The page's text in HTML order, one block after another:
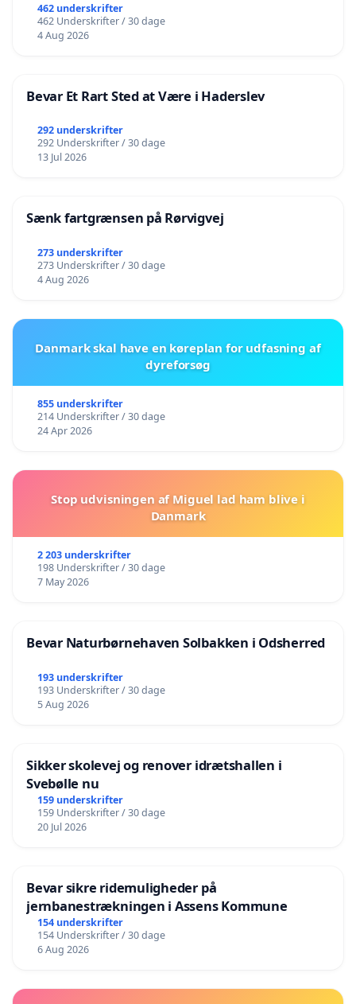
462 underskrifter
462 Underskrifter / 30 dage
4 Aug 2026
Bevar Et Rart Sted at Være i Haderslev
292 underskrifter
292 Underskrifter / 30 dage
13 Jul 2026
Sænk fartgrænsen på Rørvigvej
273 underskrifter
273 Underskrifter / 30 dage
4 Aug 2026
Danmark skal have en køreplan for udfasning af
dyreforsøg
855 underskrifter
214 Underskrifter / 30 dage
24 Apr 2026
Stop udvisningen af Miguel lad ham blive i
Danmark
2 203 underskrifter
198 Underskrifter / 30 dage
7 May 2026
Bevar Naturbørnehaven Solbakken i Odsherred
193 underskrifter
193 Underskrifter / 30 dage
5 Aug 2026
Sikker skolevej og renover idrætshallen i
Svebølle nu
159 underskrifter
159 Underskrifter / 30 dage
20 Jul 2026
Bevar sikre ridemuligheder på
jernbanestrækningen i Assens Kommune
154 underskrifter
154 Underskrifter / 30 dage
6 Aug 2026